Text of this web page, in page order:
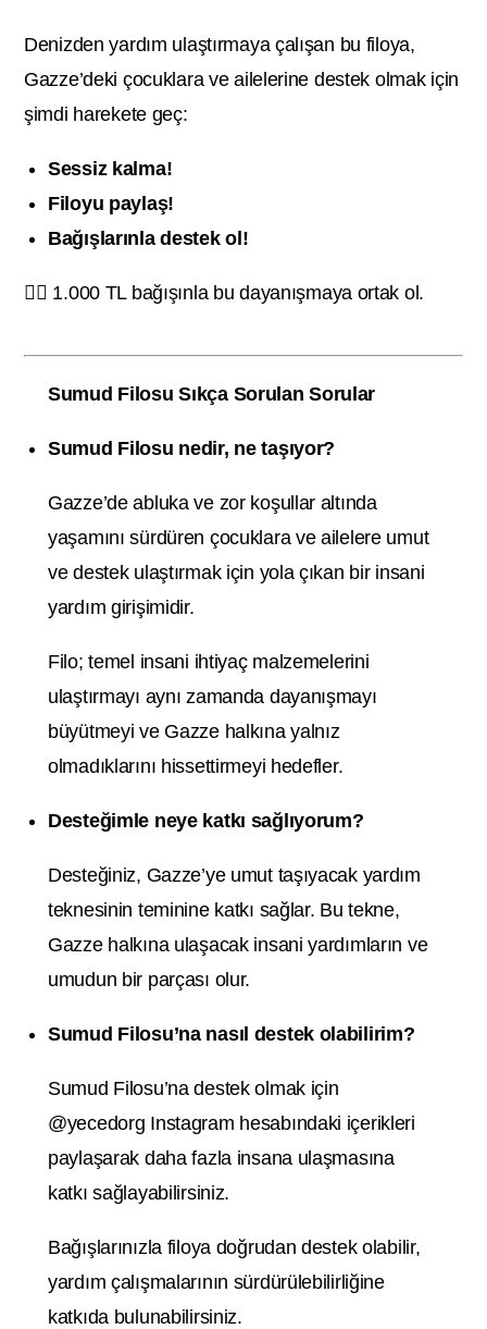
Denizden yardım ulaştırmaya çalışan bu filoya,
Gazze’deki çocuklara ve ailelerine destek olmak için
şimdi harekete geç:
Sessiz kalma!
Filoyu paylaş!
Bağışlarınla destek ol!
👉🏻 1.000 TL bağışınla bu dayanışmaya ortak ol.
Sumud Filosu Sıkça Sorulan Sorular
Sumud Filosu nedir, ne taşıyor?
Gazze’de abluka ve zor koşullar altında
yaşamını sürdüren çocuklara ve ailelere umut
ve destek ulaştırmak için yola çıkan bir insani
yardım girişimidir.
Filo; temel insani ihtiyaç malzemelerini
ulaştırmayı aynı zamanda dayanışmayı
büyütmeyi ve Gazze halkına yalnız
olmadıklarını hissettirmeyi hedefler.
Desteğimle neye katkı sağlıyorum?
Desteğiniz, Gazze’ye umut taşıyacak yardım
teknesinin teminine katkı sağlar. Bu tekne,
Gazze halkına ulaşacak insani yardımların ve
umudun bir parçası olur.
Sumud Filosu’na nasıl destek olabilirim?
Sumud Filosu’na destek olmak için
@yecedorg Instagram hesabındaki içerikleri
paylaşarak daha fazla insana ulaşmasına
katkı sağlayabilirsiniz.
Bağışlarınızla filoya doğrudan destek olabilir,
yardım çalışmalarının sürdürülebilirliğine
katkıda bulunabilirsiniz.